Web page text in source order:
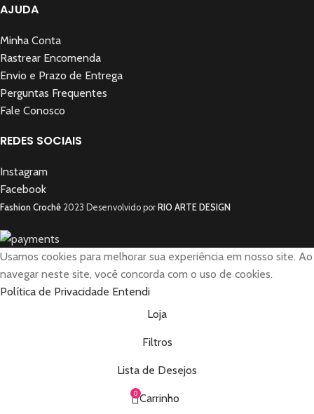
AJUDA
Minha Conta
Rastrear Encomenda
Envio e Prazo de Entrega
Perguntas Frequentes
Fale Conosco
REDES SOCIAIS
Instagram
Facebook
Fashion Crochê 2023 Desenvolvido por RIO ARTE DESIGN
Usamos cookies para melhorar sua experiência em nosso site. Ao
navegar neste site, você concorda com o uso de cookies.
Política de Privacidade Entendi
Loja
Filtros
Lista de Desejos
0 Carrinho